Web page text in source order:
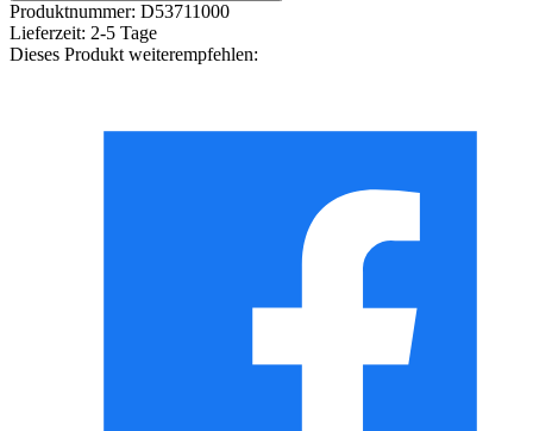
Produktnummer: D53711000
Lieferzeit: 2-5 Tage
Dieses Produkt weiterempfehlen: